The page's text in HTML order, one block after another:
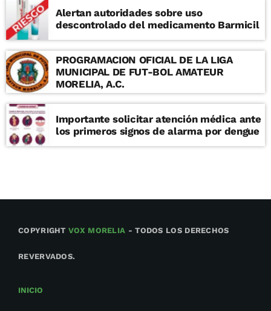
Alertan autoridades sobre uso
descontrolado del medicamento Barmicil
PROGRAMACION OFICIAL DE LA LIGA
MUNICIPAL DE FUT-BOL AMATEUR
MORELIA, A.C.
Importante solicitar atención médica ante
los primeros signos de alarma por dengue
COPYRIGHTVOX MORELIA - TODOS LOS DERECHOS
REVERVADOS.
INICIO